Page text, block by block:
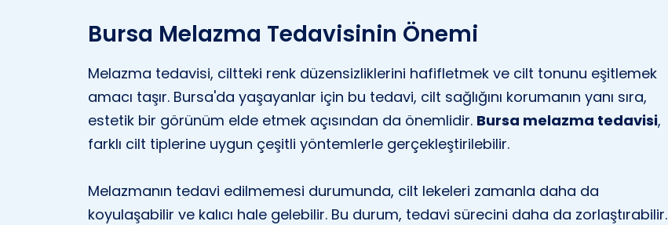
Bursa Melazma Tedavisinin Önemi
Melazma tedavisi, ciltteki renk düzensizliklerini hafifletmek ve cilt tonunu eşitlemek
amacı taşır. Bursa'da yaşayanlar için bu tedavi, cilt sağlığını korumanın yanı sıra,
estetik bir görünüm elde etmek açısından da önemlidir. Bursa melazma tedavisi,
farklı cilt tiplerine uygun çeşitli yöntemlerle gerçekleştirilebilir.
Melazmanın tedavi edilmemesi durumunda, cilt lekeleri zamanla daha da
koyulaşabilir ve kalıcı hale gelebilir. Bu durum, tedavi sürecini daha da zorlaştırabilir.